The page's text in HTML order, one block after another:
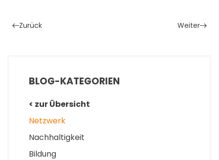
Zurück Weiter
BLOG-KATEGORIEN
< zur Übersicht
Netzwerk
Nachhaltigkeit
Bildung